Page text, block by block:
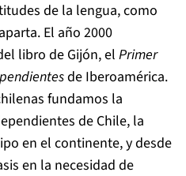
de la lengua, como
El año 2000
libro de Gijón, elPrimer
de Iberoamérica.
fundamos la
de Chile, la
en el continente, y desde
en la necesidad de